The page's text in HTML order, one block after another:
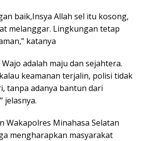
baik,Insya Allah sel itu kosong,
melanggar. Lingkungan tetap
katanya
adalah maju dan sejahtera.
keamanan terjalin, polisi tidak
tanpa adanya bantun dari
jelasnya.
Wakapolres Minahasa Selatan
mengharapkan masyarakat